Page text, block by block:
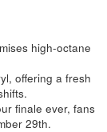
high-octane
offering a fresh
finale ever, fans
29th.